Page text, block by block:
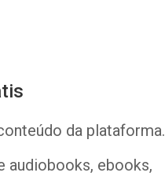
da plataforma.
audiobooks, ebooks,